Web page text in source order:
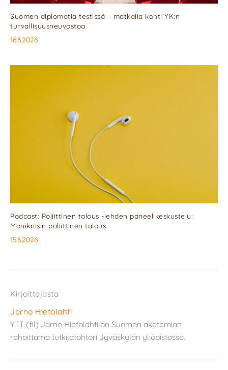
Suomen diplomatia testissä – matkalla kohti YK:n
turvallisuusneuvostoa
16.6.2026
Podcast: Poliittinen talous -lehden paneelikeskustelu:
Monikriisin poliittinen talous
15.6.2026
Kirjoittajasta
Jarno Hietalahti
YTT (fil) Jarno Hietalahti on Suomen akatemian
rahoittama tutkijatohtori Jyväskylän yliopistossa.